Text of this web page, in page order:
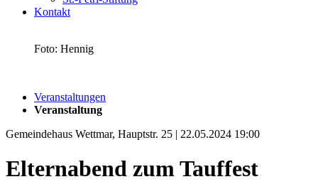
Kontakt
Foto: Hennig
Veranstaltungen
Veranstaltung
Gemeindehaus Wettmar, Hauptstr. 25 | 22.05.2024 19:00
Elternabend zum Tauffest